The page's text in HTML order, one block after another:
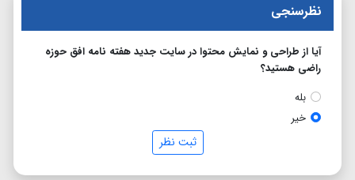
نظرسنجی
آیا از طراحی و نمایش محتوا در سایت جدید هفته نامه افق حوزه
راضی هستید؟
بله
خیر
ثبت نظر